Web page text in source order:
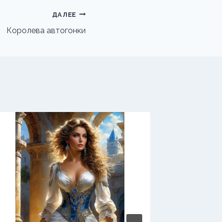
ДАЛЕЕ
Королева автогонки